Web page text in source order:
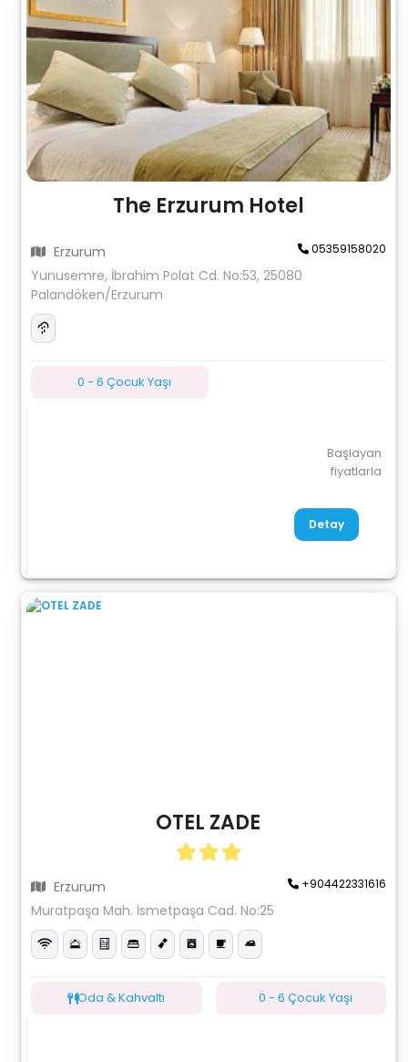
The Erzurum Hotel
Erzurum 05359158020
Yunusemre, İbrahim Polat Cd. No:53, 25080
Palandöken/Erzurum
0 - 6 Çocuk Yaşı
Başlayan
fiyatlarla
Detay
OTEL ZADE
Erzurum +904422331616
Muratpaşa Mah. İsmetpaşa Cad. No:25
Oda & Kahvaltı 0 - 6 Çocuk Yaşı